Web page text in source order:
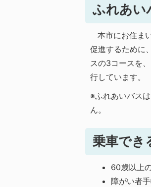
ふれあい
本市にお住ま
促進するために
スの3コースを
行しています。
※ふれあいバス
ん。
乗車でき
60歳以上
障がい者